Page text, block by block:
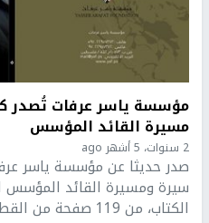
مؤسسة ياسر عرفات تُصدر
مسيرة القائد المؤسس
2 سنوات، 5 أشهر ago
صدر حديثا عن مؤسسة ياسر
سيرة ومسيرة القائد المؤسس
الكتاب، من 119 صفحة من القطع ...